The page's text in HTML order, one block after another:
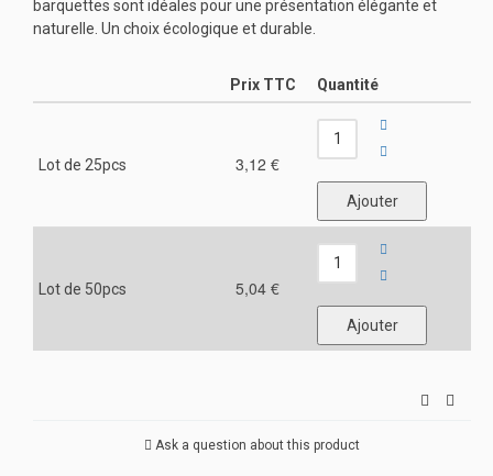
barquettes sont idéales pour une présentation élégante et
naturelle. Un choix écologique et durable.
Prix TTC Quantité
Lot de 25pcs 3,12 €
Lot de 50pcs 5,04 €
Ask a question about this product